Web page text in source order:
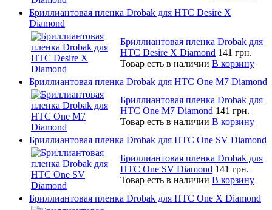
Бриллиантовая пленка Drobak для HTC Desire X
Diamond
Бриллиантовая пленка Drobak для
HTC Desire X Diamond 141 грн.
Товар есть в наличии В корзину
Бриллиантовая пленка Drobak для HTC One M7 Diamond
Бриллиантовая пленка Drobak для
HTC One M7 Diamond 141 грн.
Товар есть в наличии В корзину
Бриллиантовая пленка Drobak для HTC One SV Diamond
Бриллиантовая пленка Drobak для
HTC One SV Diamond 141 грн.
Товар есть в наличии В корзину
Бриллиантовая пленка Drobak для HTC One X Diamond